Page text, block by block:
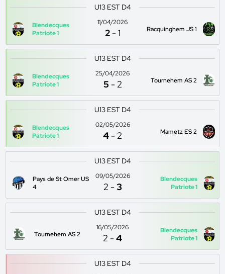
U13 EST D4
Blendecques
Patriote 1
11/04/2026
2 -1 Racquinghem JS 1
U13 EST D4
Blendecques
Patriote 1
25/04/2026
5 -2 Tournehem AS 2
U13 EST D4
Blendecques
Patriote 1
02/05/2026
4 -2 Mametz ES 2
U13 EST D4
Pays de St Omer US
4
09/05/2026
2 -3
Blendecques
Patriote 1
U13 EST D4
Tournehem AS 2
16/05/2026
2 -4
Blendecques
Patriote 1
U13 EST D4